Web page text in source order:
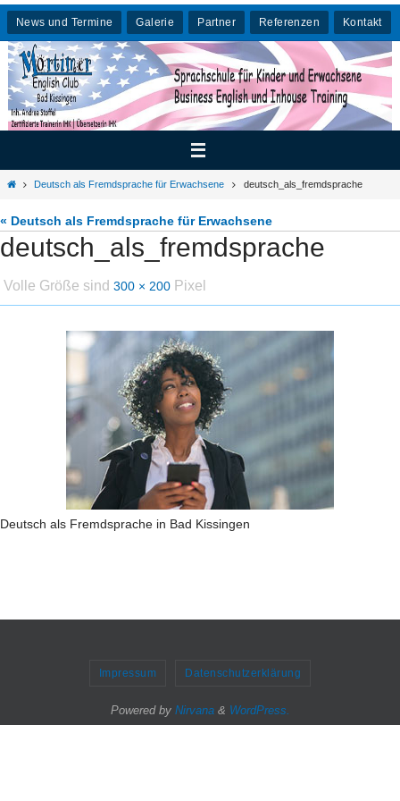
Zum
Inhalt
springen
News und Termine Galerie Partner Referenzen Kontakt
HomeDeutsch als Fremdsprache für Erwachsene deutsch_als_fremdsprache
« Deutsch als Fremdsprache für Erwachsene
deutsch_als_fremdsprache
Volle Größe sind 300 × 200 Pixel
Deutsch als Fremdsprache in Bad Kissingen
Impressum Datenschutzerklärung
Powered by Nirvana& WordPress.